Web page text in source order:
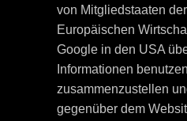
von Mitgliedstaaten
Europäischen
Google in den USA
Informationen
zusammenzustellen
gegenüber dem